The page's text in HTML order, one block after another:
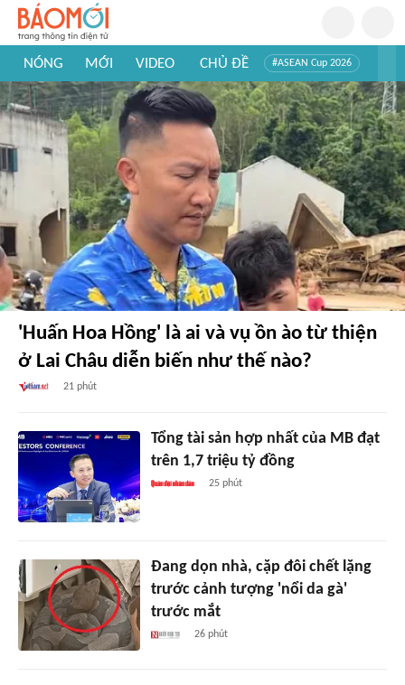
NÓNG MỚI VIDEO CHỦ ĐỀ #ASEAN Cup 2026
#Trí tuệ nhân tạo #Mỹ - Iran
#Khám phá Việt Nam
#Khám phá thế giới
'Huấn Hoa Hồng' là ai và vụ ồn ào từ thiện
ở Lai Châu diễn biến như thế nào?
21 phút
Tổng tài sản hợp nhất của MB đạt
trên 1,7 triệu tỷ đồng
25 phút
Đang dọn nhà, cặp đôi chết lặng
trước cảnh tượng 'nổi da gà'
trước mắt
26 phút